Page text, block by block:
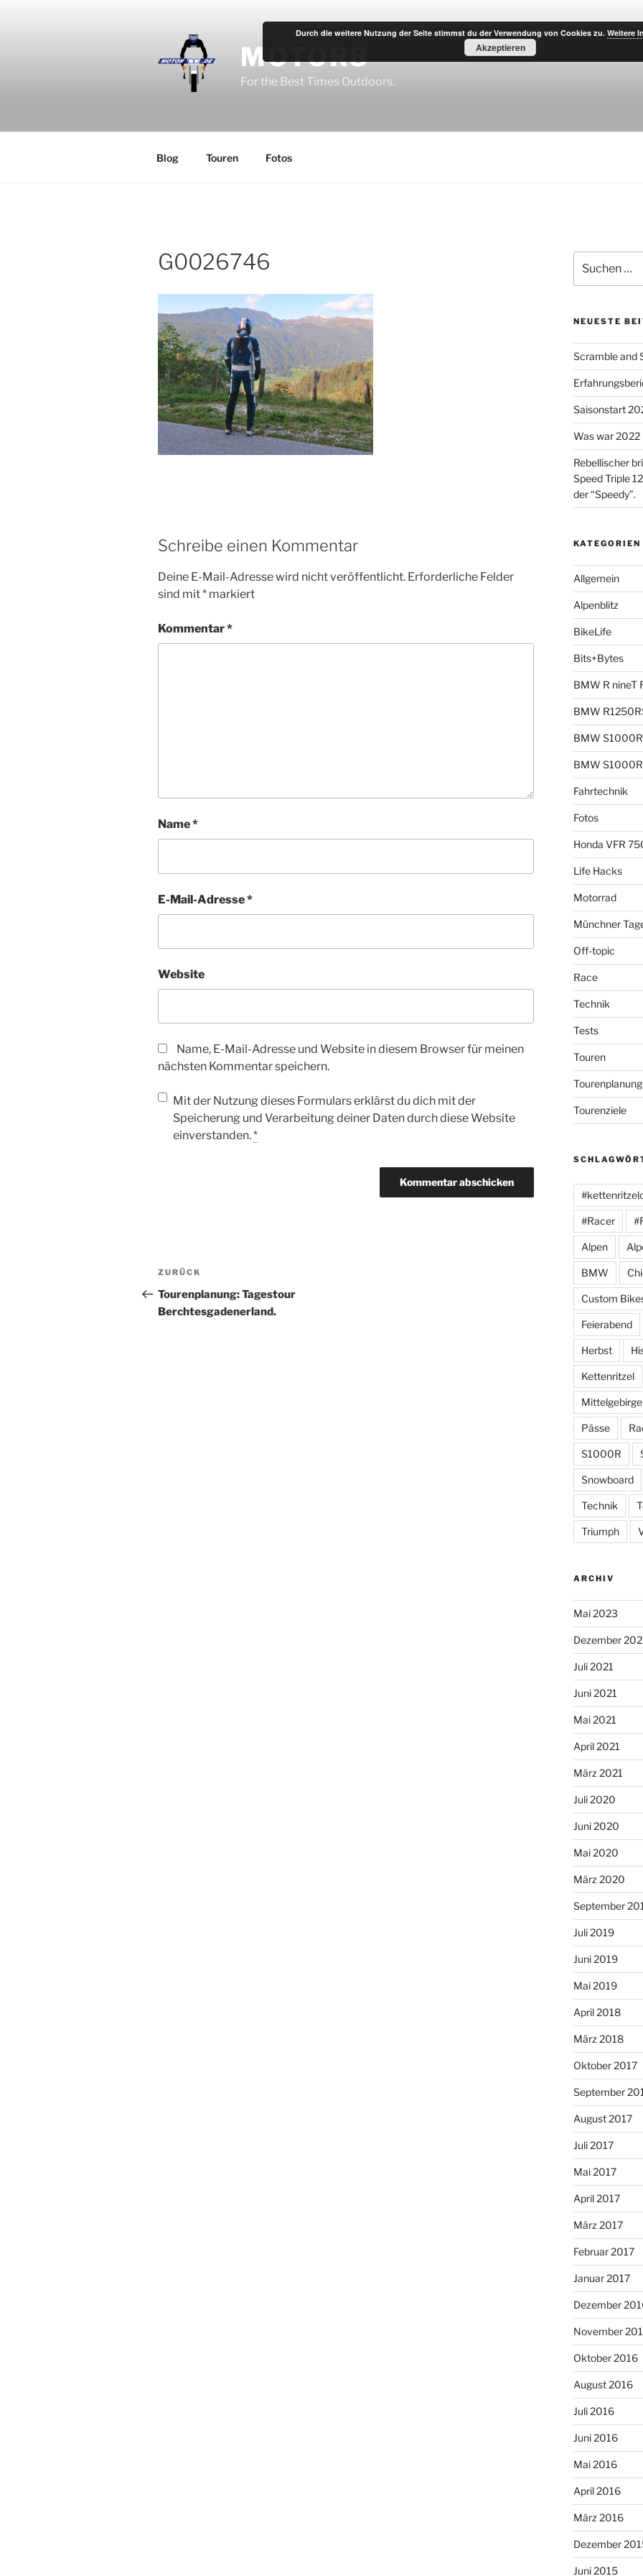
MOTOR8
For the Best Times Outdoors.
Blog Touren Fotos
G0026746
Schreibe einen Kommentar
Deine E-Mail-Adresse wird nicht veröffentlicht. Erforderliche Felder
sind mit* markiert
Kommentar*
Name*
E-Mail-Adresse*
Website
Name, E-Mail-Adresse und Website in diesem Browser für meinen
nächsten Kommentar speichern.
Mit der Nutzung dieses Formulars erklärst du dich mit der
Speicherung und Verarbeitung deiner Daten durch diese Website
einverstanden.*
Beitragsnavigation
Vorheriger
Beitrag
ZURÜCK
Tourenplanung: Tagestour
Berchtesgadenerland.
nach:
NEUESTE
Scramble and
Saisonstart
Was war 2022
Rebellischer
Speed Triple
der “Speedy”.
KATEGORIEN
Allgemein
Alpenblitz
BikeLife
Bits+Bytes
BMW R nineT
BMW
BMW S1000R
BMW
Fahrtechnik
Fotos
Honda VFR
Life Hacks
Motorrad
Münchner
Off-topic
Race
Technik
Tests
Touren
Tourenplanung
Tourenziele
#Racer
Alpen
BMW
Custom
Feierabend
Herbst
Kettenritzel
Mittelgebirge
Pässe
S1000R
Snowboard
Technik
Triumph
ARCHIV
Mai 2023
Dezember
Juli 2021
Juni 2021
Mai 2021
April 2021
März 2021
Juli 2020
Juni 2020
Mai 2020
März 2020
September
Juli 2019
Juni 2019
Mai 2019
April 2018
März 2018
Oktober 2017
September
August 2017
Juli 2017
Mai 2017
April 2017
März 2017
Februar 2017
Januar 2017
Dezember
November
Oktober 2016
August 2016
Juli 2016
Juni 2016
Mai 2016
April 2016
März 2016
Dezember
Juni 2015
Durch die weitere Nutzung der Seite stimmst du der Verwendung von Cookies zu. Weitere
Akzeptieren